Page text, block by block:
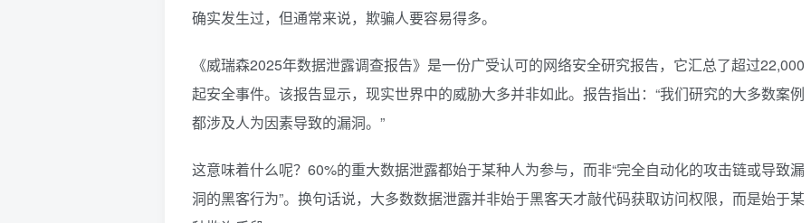
确实发生过，但通常来说，欺骗人要容易得多。
《威瑞森2025年数据泄露调查报告》是一份广受认可的网络安全研究报告，它汇总了超过22,000
起安全事件。该报告显示，现实世界中的威胁大多并非如此。报告指出：“我们研究的大多数案例
都涉及人为因素导致的漏洞。”
这意味着什么呢？60%的重大数据泄露都始于某种人为参与，而非“完全自动化的攻击链或导致漏
洞的黑客行为”。换句话说，大多数数据泄露并非始于黑客天才敲代码获取访问权限，而是始于某